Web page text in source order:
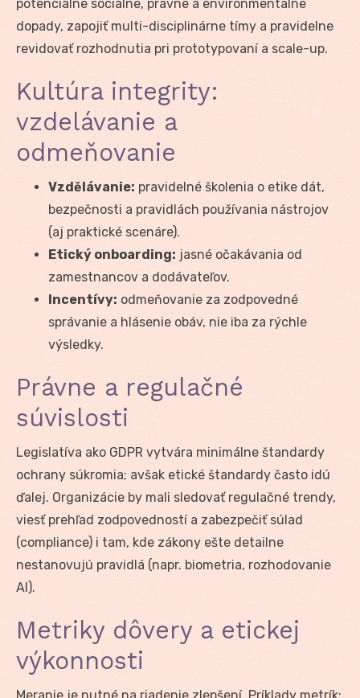
potenciálne sociálne, právne a environmentálne
dopady, zapojiť multi-disciplinárne tímy a pravidelne
revidovať rozhodnutia pri prototypovaní a scale-up.
Kultúra integrity:
vzdelávanie a
odmeňovanie
Vzdělávanie: pravidelné školenia o etike dát,
bezpečnosti a pravidlách používania nástrojov
(aj praktické scenáre).
Etický onboarding: jasné očakávania od
zamestnancov a dodávateľov.
Incentívy: odmeňovanie za zodpovedné
správanie a hlásenie obáv, nie iba za rýchle
výsledky.
Právne a regulačné
súvislosti
Legislatíva ako GDPR vytvára minimálne štandardy
ochrany súkromia; avšak etické štandardy často idú
ďalej. Organizácie by mali sledovať regulačné trendy,
viesť prehľad zodpovedností a zabezpečiť súlad
(compliance) i tam, kde zákony ešte detailne
nestanovujú pravidlá (napr. biometria, rozhodovanie
AI).
Metriky dôvery a etickej
výkonnosti